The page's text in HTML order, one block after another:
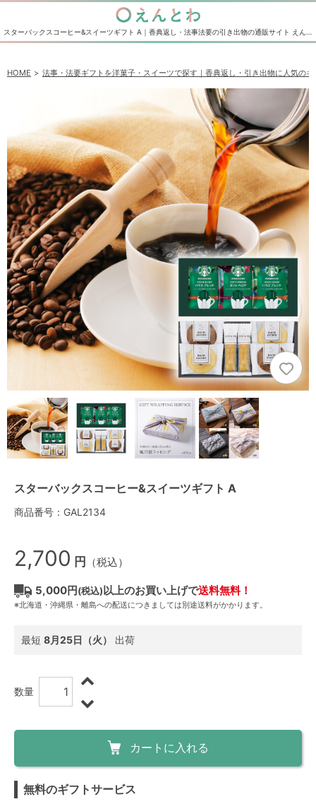
HOME 法事・法要ギフトを洋菓子・スイーツで探す｜香典返し・引き出物に人気のギ
スターバックスコーヒー&スイーツギフト A
商品番号：GAL2134
2,700 円 （税込）
5,000円(税込)以上のお買い上げで送料無料！
※北海道・沖縄県・離島への配送につきましては別途送料がかかります。
最短 8月25日（火） 出荷
数量
カートに入れる
無料のギフトサービス